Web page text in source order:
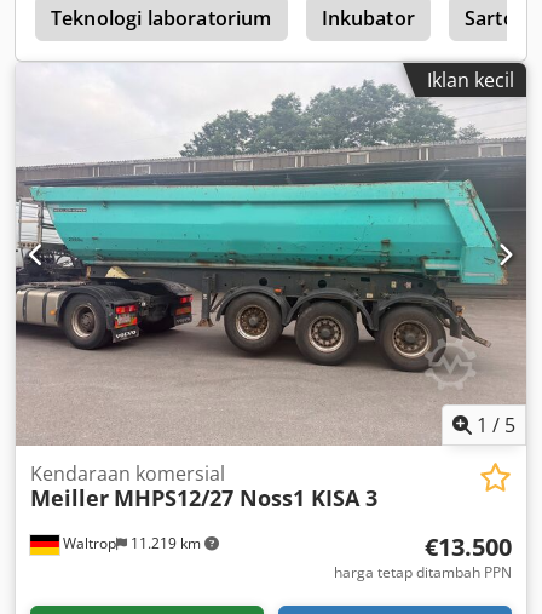
Teknologi laboratorium Inkubator
Iklan kecil
1 / 5
Waltrop 11.219 km
Kendaraan komersial
Meiller MHPS12/27 Noss1 KISA 3
€13.500
harga tetap ditambah PPN